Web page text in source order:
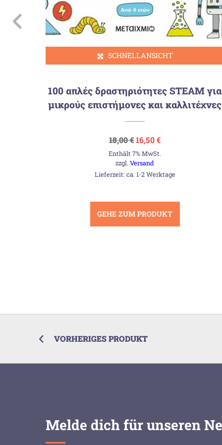
SCHNELLANSICHT
100 απλές δραστηριότητες STEAM για
μικρούς επιστήμονες και καλλιτέχνες
18,00€Ursprünglicher
Preis
war:
18,00 €
16,50€Aktueller
ist:
Enthält 7% MwSt.
zzgl.Versand
Lieferzeit: ca. 1-2 Werktage
GEHE ZUM PRODUKT
VORHERIGES PRODUKT
Melde dich für unseren